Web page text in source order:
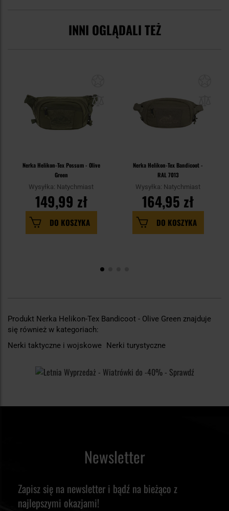
INNI OGLĄDALI TEŻ
Nerka Helikon-Tex Possum - Olive
Green
Wysyłka: Natychmiast
149,99 zł
DO KOSZYKA
Nerka Helikon-Tex Bandicoot -
RAL 7013
Wysyłka: Natychmiast
164,95 zł
DO KOSZYKA
Produkt Nerka Helikon-Tex Bandicoot - Olive Green znajduje
się również w kategoriach:
Nerki taktyczne i wojskowe Nerki turystyczne
Newsletter
Zapisz się na newsletter i bądź na bieżąco z
najlepszymi okazjami!